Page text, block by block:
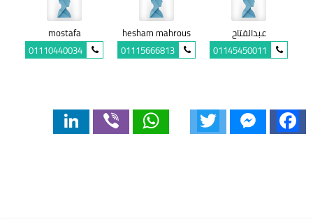
عبدالفتاح
01145450011
hesham mahrous
01115666813
mostafa
01110440034
Facebook
Messenger
WhatsApp